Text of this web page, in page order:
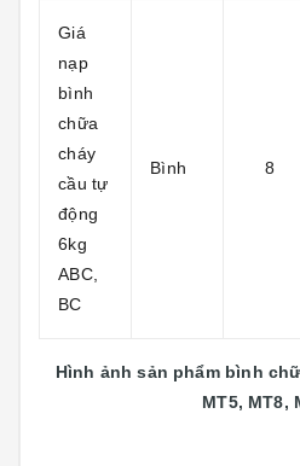
Giá
nạp
bình
chữa
cháy
cầu tự
động
6kg
ABC,
BC
Bình 8
Hình ảnh sản phẩm bình
MT5, MT8,